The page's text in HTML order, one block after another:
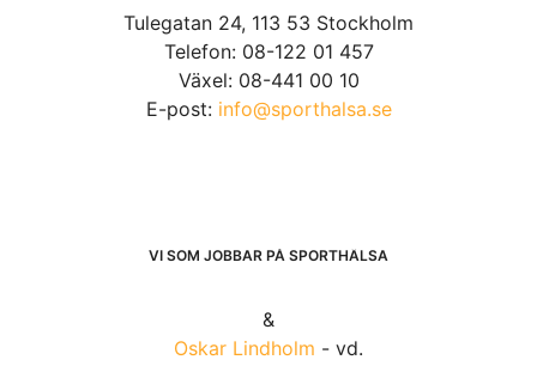
Tulegatan 24, 113 53 Stockholm
Telefon: 08-122 01 457
Växel: 08-441 00 10
E-post: info@sporthalsa.se
VI SOM JOBBAR PÅ SPORTHÄLSA
&
Oskar Lindholm - vd.